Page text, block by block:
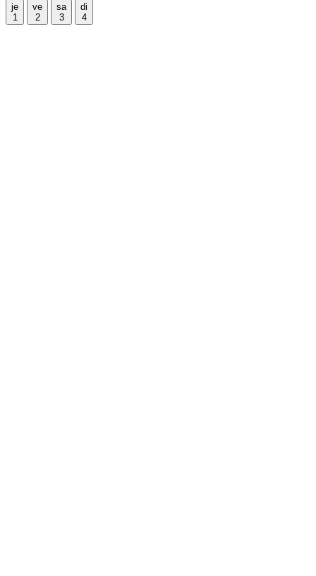
je
1
ve
2
sa
3
di
4